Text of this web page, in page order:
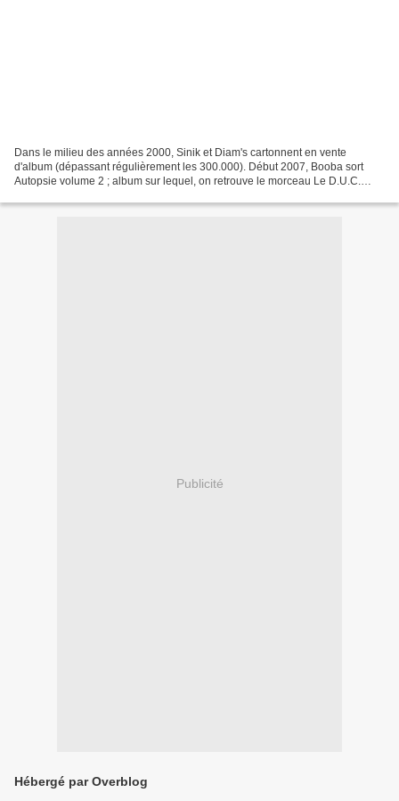
Dans le milieu des années 2000, Sinik et Diam's cartonnent en vente
d'album (dépassant régulièrement les 300.000). Début 2007, Booba sort
Autopsie volume 2 ; album sur lequel, on retrouve le morceau Le D.U.C.
Publicité
Hébergé par Overblog